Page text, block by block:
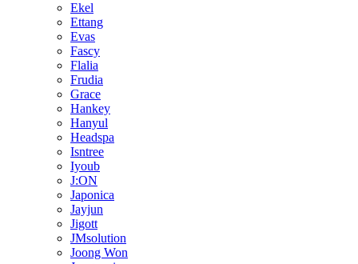
Ekel
Ettang
Evas
Fascy
Flalia
Frudia
Grace
Hankey
Hanyul
Headspa
Isntree
Iyoub
J:ON
Japonica
Jayjun
Jigott
JMsolution
Joong Won